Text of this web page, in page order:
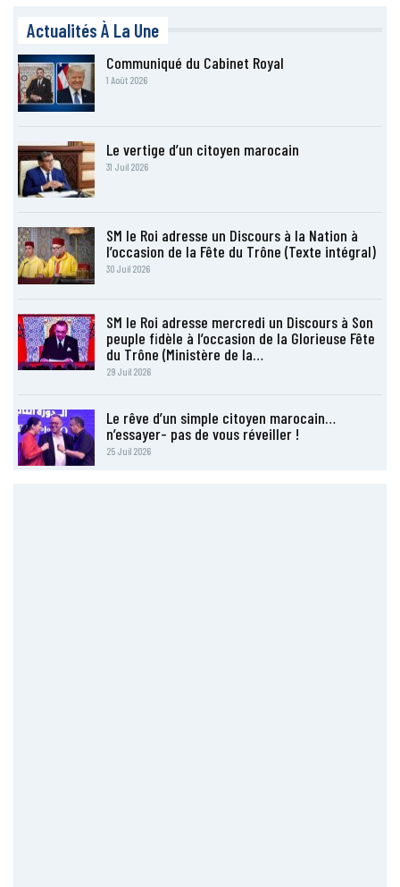
Actualités À La Une
Communiqué du Cabinet Royal
1 Août 2026
Le vertige d’un citoyen marocain
31 Juil 2026
SM le Roi adresse un Discours à la Nation à
l’occasion de la Fête du Trône (Texte intégral)
30 Juil 2026
SM le Roi adresse mercredi un Discours à Son
peuple fidèle à l’occasion de la Glorieuse Fête
du Trône (Ministère de la…
29 Juil 2026
Le rêve d’un simple citoyen marocain…
n’essayer- pas de vous réveiller !
25 Juil 2026